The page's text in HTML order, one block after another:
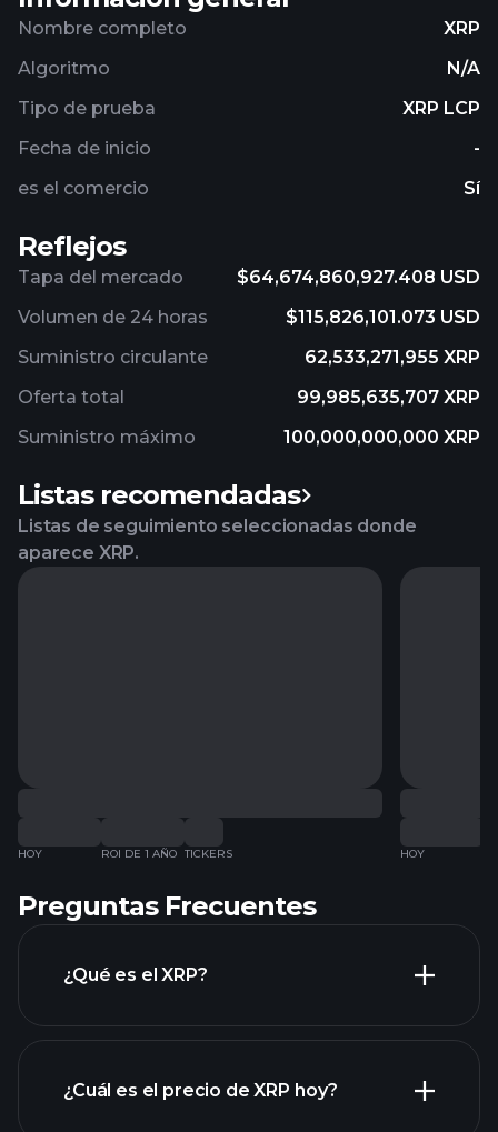
Nombre completo
XRP
Algoritmo
N/A
Tipo de prueba
XRP LCP
Fecha de inicio
-
es el comercio
Sí
Reflejos
Tapa del mercado
$64,674,860,927.408 USD
Volumen de 24 horas
$115,826,101.073 USD
Suministro circulante
62,533,271,955 XRP
Oferta total
99,985,635,707 XRP
Suministro máximo
100,000,000,000 XRP
Listas recomendadas
Listas de seguimiento seleccionadas donde
aparece XRP.
HOY ROI DE 1 AÑO TICKERS HOY
Preguntas Frecuentes
¿Qué es el XRP?
¿Cuál es el precio de XRP hoy?